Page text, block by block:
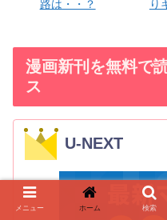
路は・・？
り
漫画新刊を無料で
ス
U-NEXT
メニュー ホーム 検索